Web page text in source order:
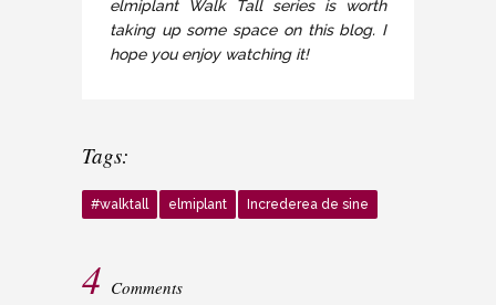
elmiplant Walk Tall series is worth
taking up some space on this blog. I
hope you enjoy watching it!
Tags:
#walktall elmiplant Increderea de sine
4 Comments